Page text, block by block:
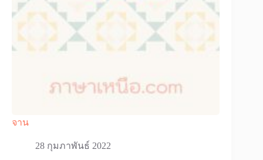
จาน
28 กุมภาพันธ์ 2022